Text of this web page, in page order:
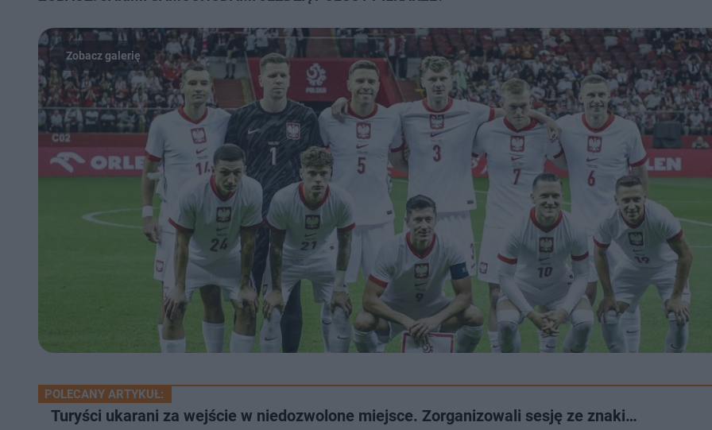
POLECANY ARTYKUŁ:
Turyści ukarani za wejście w niedozwolone miejsce. Zorganizowali sesję ze znaki…